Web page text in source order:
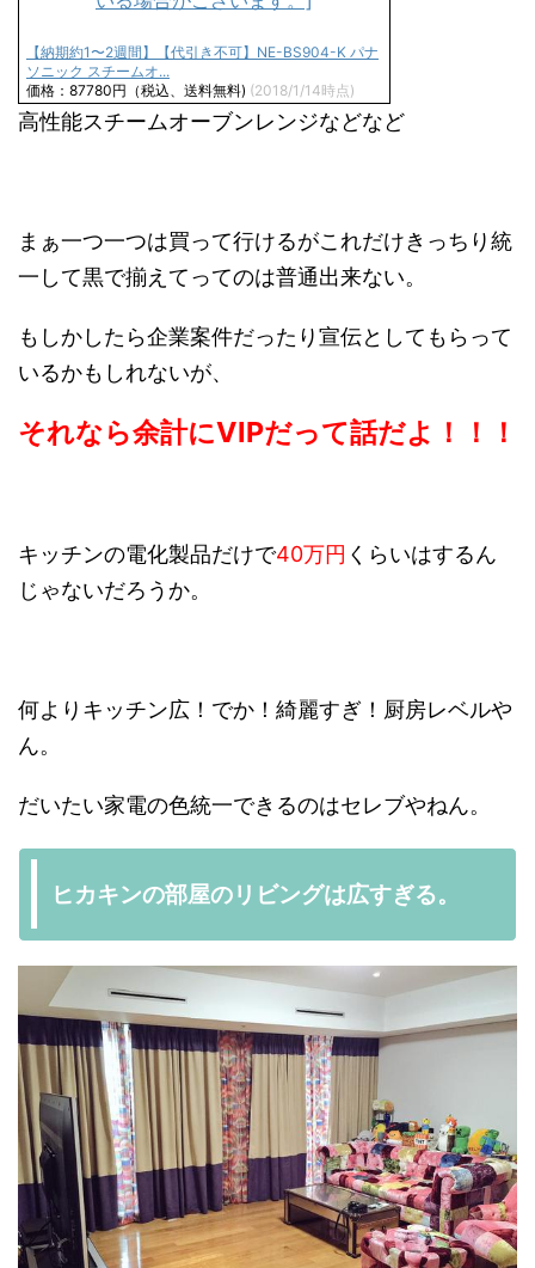
【納期約1〜2週間】【代引き不可】NE-BS904-K パナ
ソニック スチームオ...
価格：87780円（税込、送料無料) (2018/1/14時点)
高性能スチームオーブンレンジなどなど
まぁ一つ一つは買って行けるがこれだけきっちり統
一して黒で揃えてってのは普通出来ない。
もしかしたら企業案件だったり宣伝としてもらって
いるかもしれないが、
それなら余計にVIPだって話だよ！！！
キッチンの電化製品だけで40万円 くらいはするん
じゃないだろうか。
何よりキッチン広！でか！綺麗すぎ！厨房レベルや
ん。
だいたい家電の色統一できるのはセレブやねん。
ヒカキンの部屋のリビングは広すぎる。